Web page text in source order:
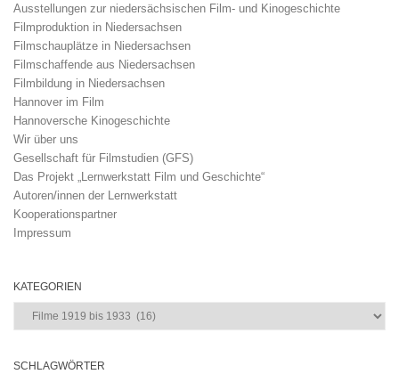
Ausstellungen zur niedersächsischen Film- und Kinogeschichte
Filmproduktion in Niedersachsen
Filmschauplätze in Niedersachsen
Filmschaffende aus Niedersachsen
Filmbildung in Niedersachsen
Hannover im Film
Hannoversche Kinogeschichte
Wir über uns
Gesellschaft für Filmstudien (GFS)
Das Projekt „Lernwerkstatt Film und Geschichte“
Autoren/innen der Lernwerkstatt
Kooperationspartner
Impressum
KATEGORIEN
Kategorien
SCHLAGWÖRTER